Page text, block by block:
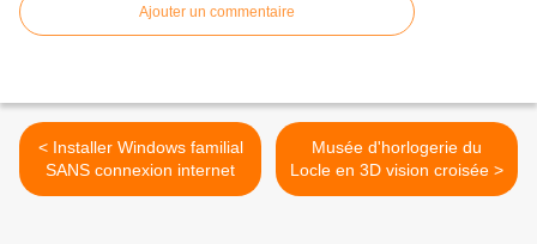
Ajouter un commentaire
< Installer Windows familial
SANS connexion internet
Musée d'horlogerie du
Locle en 3D vision croisée >